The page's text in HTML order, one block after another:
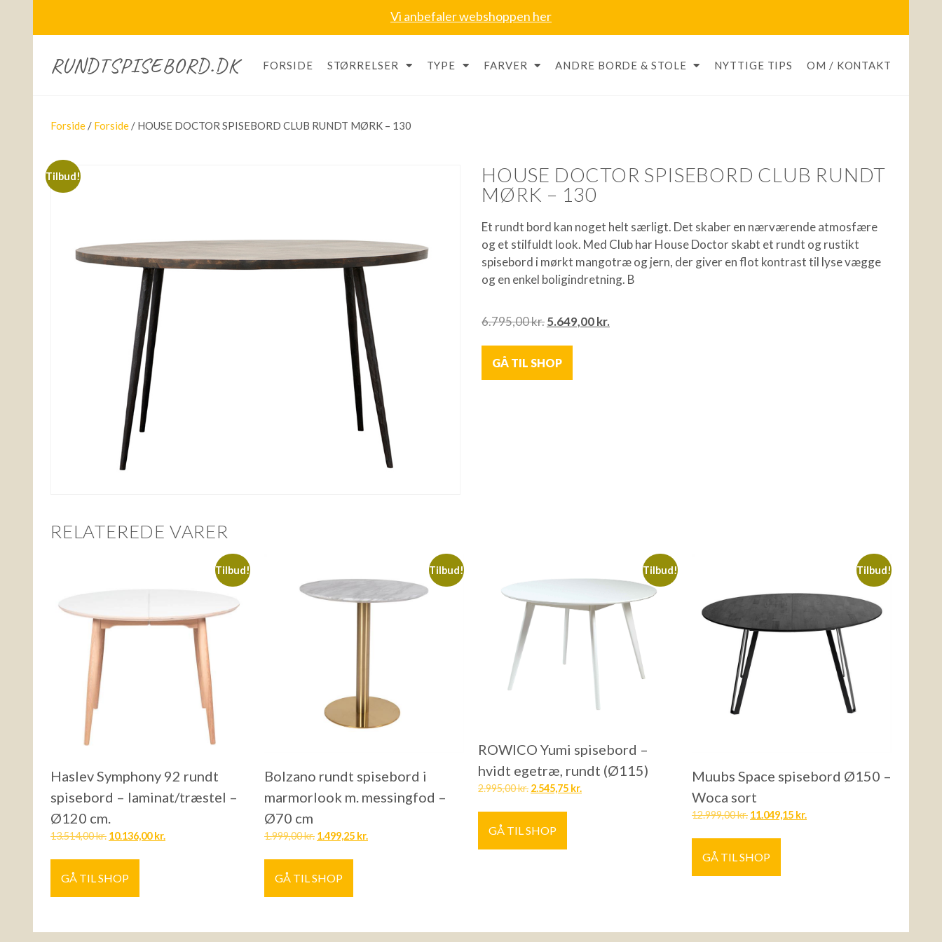
Vi anbefaler webshoppen her
RUNDTSPISEBORD.DK FORSIDE STØRRELSER TYPE FARVER ANDRE BORDE & STOLE NYTTIGE TIPS OM / KONTAKT
Forside / Forside / HOUSE DOCTOR SPISEBORD CLUB RUNDT MØRK – 130
Tilbud!
HOUSE DOCTOR SPISEBORD CLUB RUNDT
MØRK – 130
Et rundt bord kan noget helt særligt. Det skaber en nærværende atmosfære
og et stilfuldt look. Med Club har House Doctor skabt et rundt og rustikt
spisebord i mørkt mangotræ og jern, der giver en flot kontrast til lyse vægge
og en enkel boligindretning. B
6.795,00kr.5.649,00kr.
GÅ TIL SHOP
RELATEREDE VARER
Tilbud!
Haslev Symphony 92 rundt
spisebord – laminat/træstel –
Ø120 cm.
13.514,00kr. 10.136,00kr.
GÅ TIL SHOP
Tilbud!
Bolzano rundt spisebord i
marmorlook m. messingfod –
Ø70 cm
1.999,00kr. 1.499,25 kr.
GÅ TIL SHOP
Tilbud!
ROWICO Yumi spisebord –
hvidt egetræ, rundt (Ø115)
2.995,00kr. 2.545,75 kr.
GÅ TIL SHOP
Tilbud!
Muubs Space spisebord Ø150 –
Woca sort
12.999,00kr. 11.049,15 kr.
GÅ TIL SHOP